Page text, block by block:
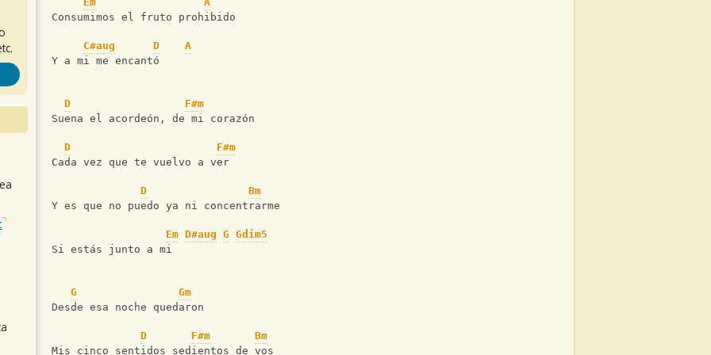
Consumimos el fruto prohibido
C#aug D
A
Y a mi me encantó
D
F#m
Suena el acordeón, de mi corazón
D
F#m
Cada vez que te vuelvo a ver
D
Bm
Y es que no puedo ya ni concentrarme
Em D#aug G Gdim5
Si estás junto a mi
G
Gm
Desde esa noche quedaron
D F#m
Bm
Mis cinco sentidos sedientos de vos